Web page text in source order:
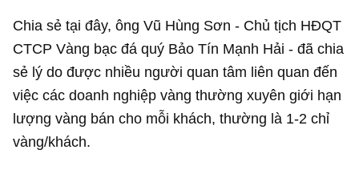
Chia sẻ tại đây, ông Vũ Hùng Sơn - Chủ tịch HĐQT
CTCP Vàng bạc đá quý Bảo Tín Mạnh Hải - đã chia
sẻ lý do được nhiều người quan tâm liên quan đến
việc các doanh nghiệp vàng thường xuyên giới hạn
lượng vàng bán cho mỗi khách, thường là 1-2 chỉ
vàng/khách.